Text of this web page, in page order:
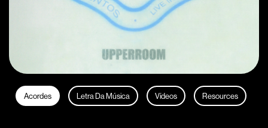
Acordes Letra Da Música Vídeos Resources